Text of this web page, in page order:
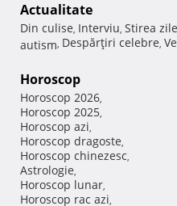
Actualitate
Din culise, Interviu, Stirea
autism, Despărţiri celebre,
Horoscop
Horoscop 2026,
Horoscop 2025,
Horoscop azi,
Horoscop dragoste,
Horoscop chinezesc,
Astrologie,
Horoscop lunar,
Horoscop rac azi,